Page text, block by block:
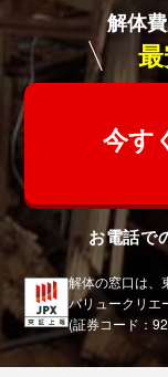
解体
今す
お電話で
解体の窓口は、
バリュークリエ
(証券コード：